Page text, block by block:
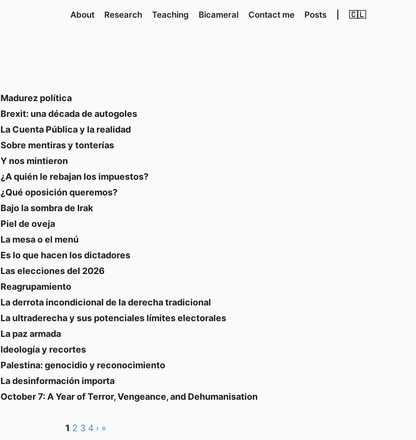
About Research Teaching Bicameral Contact me Posts 🇨🇱
Madurez política
Brexit: una década de autogoles
La Cuenta Pública y la realidad
Sobre mentiras y tonterías
Y nos mintieron
¿A quién le rebajan los impuestos?
¿Qué oposición queremos?
Bajo la sombra de Irak
Piel de oveja
La mesa o el menú
Es lo que hacen los dictadores
Las elecciones del 2026
Reagrupamiento
La derrota incondicional de la derecha tradicional
La ultraderecha y sus potenciales límites electorales
La paz armada
Ideología y recortes
Palestina: genocidio y reconocimiento
La desinformación importa
October 7: A Year of Terror, Vengeance, and Dehumanisation
1 2 3 4 › »